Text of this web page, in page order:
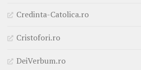
Credinta-Catolica.ro
Cristofori.ro
DeiVerbum.ro